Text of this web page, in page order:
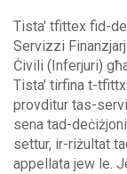
Tista' tfittex fid-
Servizzi
Ċivili (Inferjuri)
Tista' tirfina t-
provditur tas-
sena tad-
settur, ir-riżultat
appellata jew le.